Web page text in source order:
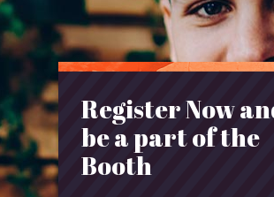
Register Now
be a part of the
Booth